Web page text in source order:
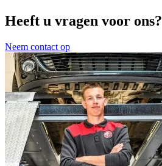
Heeft u vragen voor ons?
Neem contact op